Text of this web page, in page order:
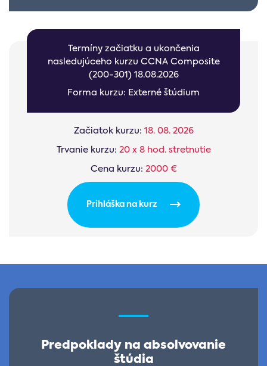
Termíny začiatku a ukončenia
nasledujúceho kurzu CCNA Composite
(200-301) 18.08.2026
Forma kurzu: Externé štúdium
Začiatok kurzu: 18. 08. 2026
Trvanie kurzu: 20 x 8 hod. stretnutie
Cena kurzu: 2000 €
Prihláška na kurz
Predpoklady na absolvovanie
štúdia